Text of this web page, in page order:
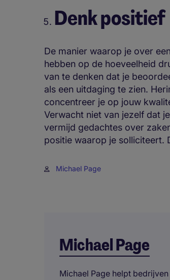
Denk positief
De manier waarop je over
hebben op de hoeveelheid
van te denken dat je
als een uitdaging te zien.
concentreer je op jouw
Verwacht niet van jezelf dat
vermijd gedachtes over
positie waarop je solliciteert.
Michael Page
Michael Page
Michael Page helpt